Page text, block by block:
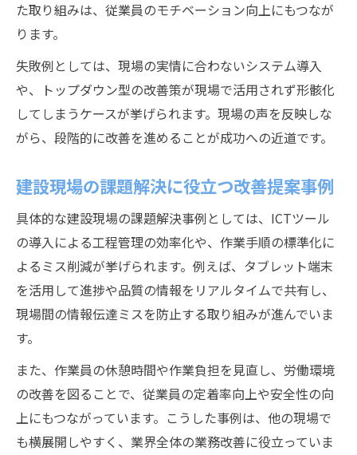
た取り組みは、従業員のモチベーション向上にもつなが
ります。
失敗例としては、現場の実情に合わないシステム導入
や、トップダウン型の改善策が現場で活用されず形骸化
してしまうケースが挙げられます。現場の声を反映しな
がら、段階的に改善を進めることが成功への近道です。
建設現場の課題解決に役立つ改善提案事例
具体的な建設現場の課題解決事例としては、ICTツール
の導入による工程管理の効率化や、作業手順の標準化に
よるミス削減が挙げられます。例えば、タブレット端末
を活用して進捗や品質の情報をリアルタイムで共有し、
現場間の情報伝達ミスを防止する取り組みが進んでいま
す。
また、作業員の休憩時間や作業負担を見直し、労働環境
の改善を図ることで、従業員の定着率向上や安全性の向
上にもつながっています。こうした事例は、他の現場で
も横展開しやすく、業界全体の業務改善に役立っていま